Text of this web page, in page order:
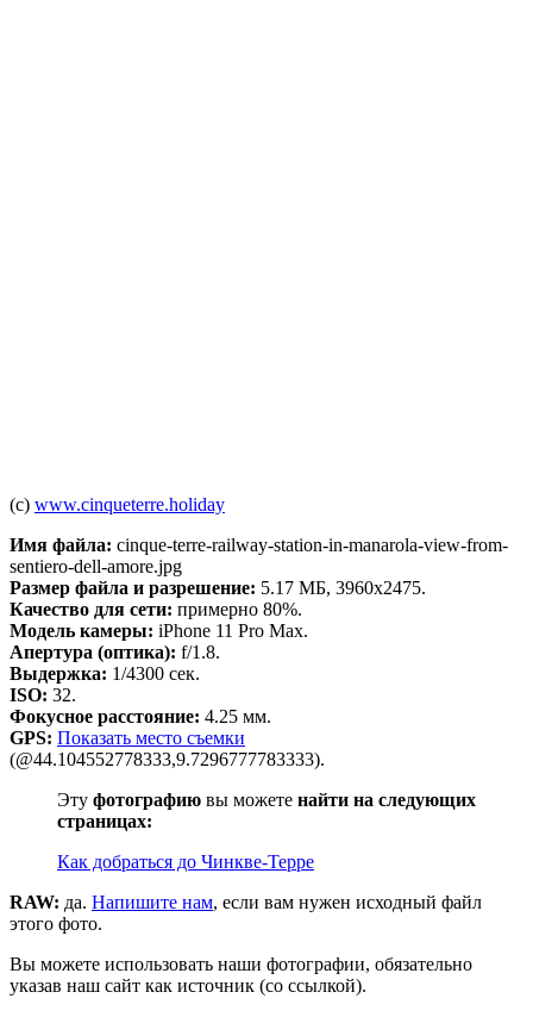
(c) www.cinqueterre.holiday
Имя файла: cinque-terre-railway-station-in-manarola-view-from-
sentiero-dell-amore.jpg
Размер файла и разрешение: 5.17 МБ, 3960x2475.
Качество для сети: примерно 80%.
Модель камеры: iPhone 11 Pro Max.
Апертура (оптика): f/1.8.
Выдержка: 1/4300 сек.
ISO: 32.
Фокусное расстояние: 4.25 мм.
GPS: Показать место съемки
(@44.104552778333,9.7296777783333).
Эту фотографию вы можете найти на следующих
страницах:
Как добраться до Чинкве-Терре
RAW: да. Напишите нам, если вам нужен исходный файл
этого фото.
Вы можете использовать наши фотографии, обязательно
указав наш сайт как источник (со ссылкой).